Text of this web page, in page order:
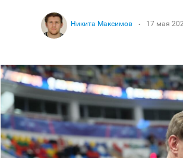
Никита Максимов 17 мая